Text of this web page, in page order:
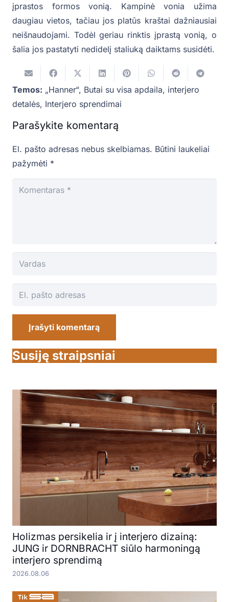
įprastos formos vonią. Kampinė vonia užima
daugiau vietos, tačiau jos platūs kraštai dažniausiai
neišnaudojami. Todėl geriau rinktis įprastą vonią, o
šalia jos pastatyti nedidelį staliuką daiktams susidėti.
Temos: „Hanner“, Butai su visa apdaila, interjero
detalės, Interjero sprendimai
Parašykite komentarą
El. pašto adresas nebus skelbiamas. Būtini laukeliai
pažymėti *
Įrašyti komentarą
Susiję straipsniai
Holizmas persikelia ir į interjero dizainą:
JUNG ir DORNBRACHT siūlo harmoningą
interjero sprendimą
2026.08.06